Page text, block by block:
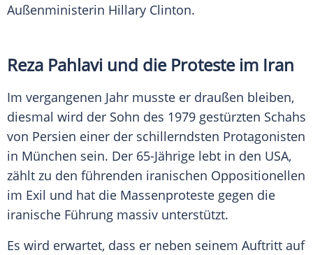
Außenministerin Hillary Clinton.
Reza Pahlavi und die Proteste im Iran
Im vergangenen Jahr musste er draußen bleiben,
diesmal wird der Sohn des 1979 gestürzten Schahs
von Persien einer der schillerndsten Protagonisten
in München sein. Der 65-Jährige lebt in den USA,
zählt zu den führenden iranischen Oppositionellen
im Exil und hat die Massenproteste gegen die
iranische Führung massiv unterstützt.
Es wird erwartet, dass er neben seinem Auftritt auf